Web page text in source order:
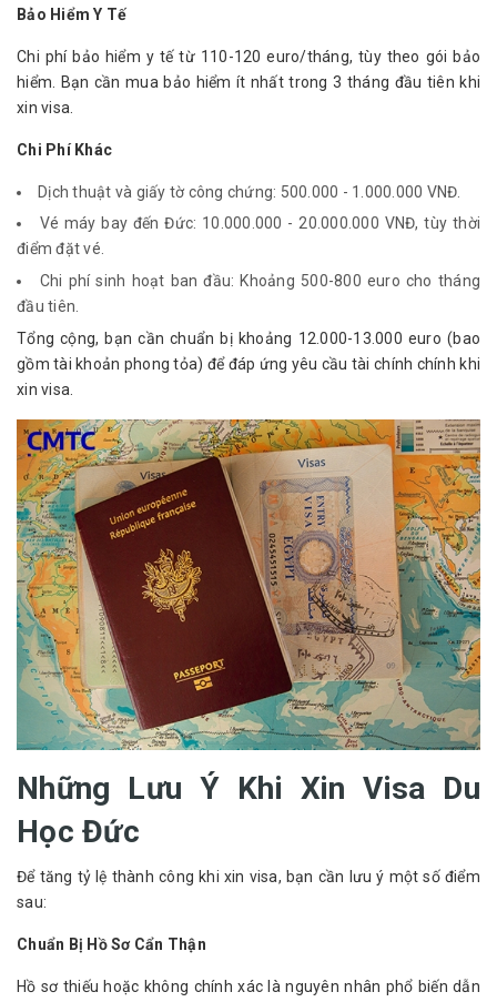
Bảo Hiểm Y Tế
Chi phí bảo hiểm y tế từ 110-120 euro/tháng, tùy theo gói bảo
hiểm. Bạn cần mua bảo hiểm ít nhất trong 3 tháng đầu tiên khi
xin visa.
Chi Phí Khác
Dịch thuật và giấy tờ công chứng: 500.000 - 1.000.000 VNĐ.
Vé máy bay đến Đức: 10.000.000 - 20.000.000 VNĐ, tùy thời
điểm đặt vé.
Chi phí sinh hoạt ban đầu: Khoảng 500-800 euro cho tháng
đầu tiên.
Tổng cộng, bạn cần chuẩn bị khoảng 12.000-13.000 euro (bao
gồm tài khoản phong tỏa) để đáp ứng yêu cầu tài chính chính khi
xin visa.
Những Lưu Ý Khi Xin Visa Du
Học Đức
Để tăng tỷ lệ thành công khi xin visa, bạn cần lưu ý một số điểm
sau:
Chuẩn Bị Hồ Sơ Cẩn Thận
Hồ sơ thiếu hoặc không chính xác là nguyên nhân phổ biến dẫn